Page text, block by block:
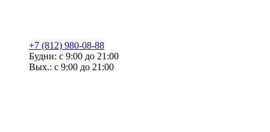
+7 (812) 980-08-88
Будни: с 9:00 до 21:00
Вых.: с 9:00 до 21:00